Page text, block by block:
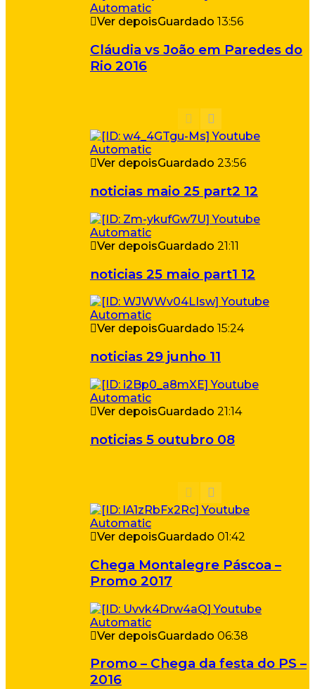
Ver depoisGuardado 13:56
Cláudia vs João em Paredes do
Rio 2016
Ver depoisGuardado 23:56
noticias maio 25 part2 12
Ver depoisGuardado 21:11
noticias 25 maio part1 12
Ver depoisGuardado 15:24
noticias 29 junho 11
Ver depoisGuardado 21:14
noticias 5 outubro 08
Ver depoisGuardado 01:42
Chega Montalegre Páscoa –
Promo 2017
Ver depoisGuardado 06:38
Promo – Chega da festa do PS –
2016